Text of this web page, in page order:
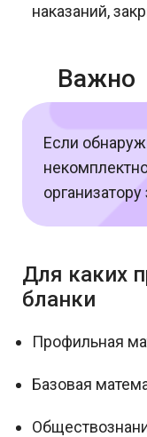
наказаний,
Важно
Если
Для каких
бланки
Профильная
Базовая